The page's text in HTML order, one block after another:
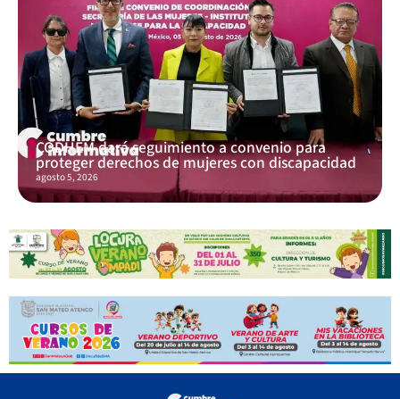
CODHEM dará seguimiento a convenio para
proteger derechos de mujeres con discapacidad
agosto 5, 2026